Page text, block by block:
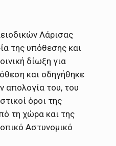
Λάρισας
της υπόθεσης και
δίωξη για
και οδηγήθηκε
απολογία του, του
όροι της
τη χώρα και της
Αστυνομικό